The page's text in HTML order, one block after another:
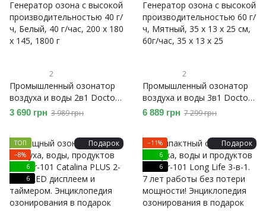
2
Промышленный озонатор
воздуха и воды 2в1 Doctor-
101 D40-A для больших
помещений. Генератор
озона с высокой
производительностью 40 г/
ч
3 690 грн 3 989 грн
2
Промышленный озонатор
воздуха и воды 3в1 Doctor-
101 D60-H для больших
помещений. Генератор
озона с высокой
производительностью 60 г/
6 889 грн 7 299 грн
Подарок
ТОП
−8%
6
6
Подарок
−11%
6
6